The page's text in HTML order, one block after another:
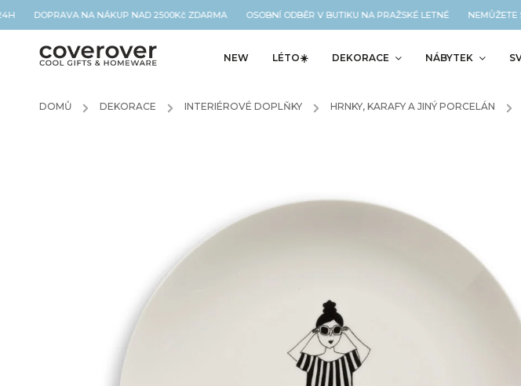
DOPRAVA NA NÁKUP NAD 2500Kč ZDARMA OSOBNÍ ODBĚR V BUTIKU NA PRAŽSKÉ LETNÉ NEMŮŽETE SE
NEW LÉTO☀️ DEKORACE NÁBYTEK
DOMŮ / DEKORACE / INTERIÉROVÉ DOPLŇKY / HRNKY, KARAFY A JINÝ PORCELÁN /